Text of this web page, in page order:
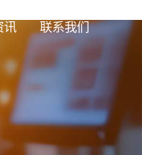
讯 联系我们